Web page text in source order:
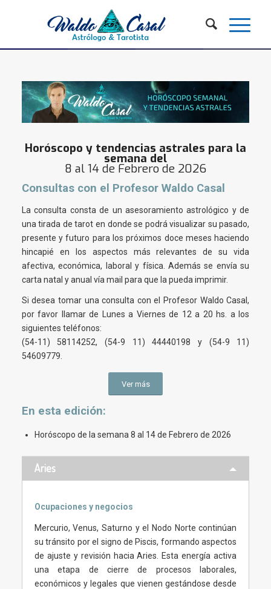
Horóscopo y tendencias astrales para la
semana del
8 al 14 de Febrero de 2026
Consultas con el Profesor Waldo Casal
La consulta consta de un asesoramiento astrológico y de
una tirada de tarot en donde se podrá visualizar su pasado,
presente y futuro para los próximos doce meses haciendo
hincapié en los aspectos más relevantes de su vida
afectiva, económica, laboral y física. Además se envía su
carta natal y anual vía mail para que la pueda imprimir.
Si desea tomar una consulta con el Profesor Waldo Casal,
por favor llamar de Lunes a Viernes de 12 a 20 hs. a los
siguientes teléfonos:
(54-11) 58114252, (54-9 11) 44440198 y (54-9 11)
54609779.
Ver más
En esta edición:
Horóscopo de la semana 8 al 14 de Febrero de 2026
Aries
Ocupaciones y negocios
Mercurio, Venus, Saturno y el Nodo Norte continúan
su tránsito por el signo de Piscis, formando aspectos
de ajuste y revisión hacia Aries. Esta energía activa
una etapa de cierre de procesos laborales,
económicos y legales que vienen gestándose desde